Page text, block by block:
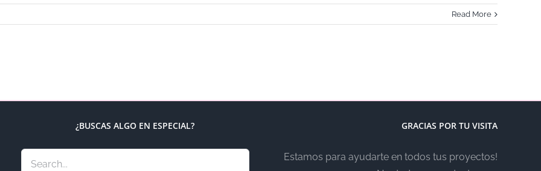
Read More
¿BUSCAS ALGO EN ESPECIAL? GRACIAS POR TU VISITA
Estamos para ayudarte en todos tus proyectos!